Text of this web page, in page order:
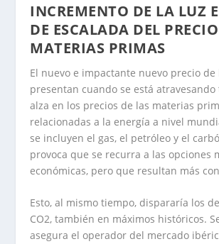
INCREMENTO DE LA LUZ
DE ESCALADA DEL
MATERIAS PRIMAS
El nuevo e impactante nuevo precio de
presentan cuando se está
alza en los precios de las materias
relacionadas a la energía a nivel
se incluyen el gas, el petróleo y el
provoca que se recurra a las opciones
económicas, pero que resultan más
Esto, al mismo tiempo, dispararía los
CO2, también en máximos históricos.
asegura el operador del mercado